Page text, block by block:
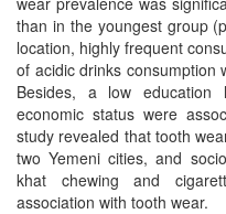
than in the youngest group
location, highly frequent
of acidic drinks consumption
Besides, a low
economic status were
study revealed that tooth
two Yemeni cities, and
khat chewing and
association with tooth wear.